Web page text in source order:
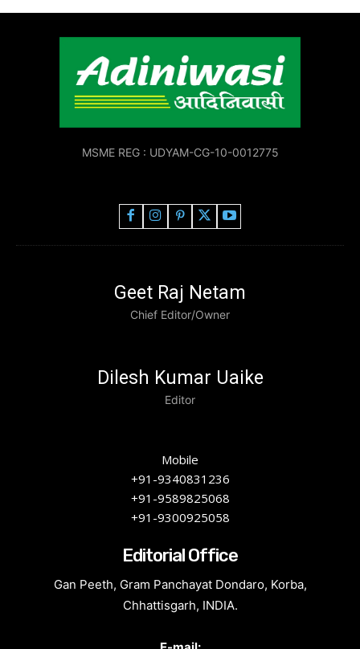
MSME REG : UDYAM-CG-10-0012775
Geet Raj Netam
Chief Editor/Owner
Dilesh Kumar Uaike
Editor
Mobile
+91-9340831236
+91-9589825068
+91-9300925058
Editorial Office
Gan Peeth, Gram Panchayat Dondaro, Korba,
Chhattisgarh, INDIA.